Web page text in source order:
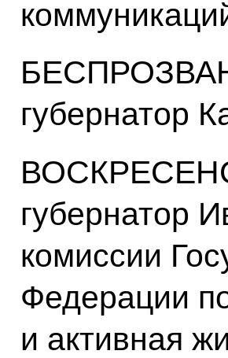
губернатор
губернатор
комиссии
Федерации
и активная